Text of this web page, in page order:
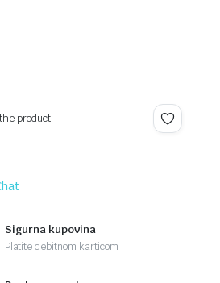
product.
Sigurna kupovina
Platite debitnom karticom